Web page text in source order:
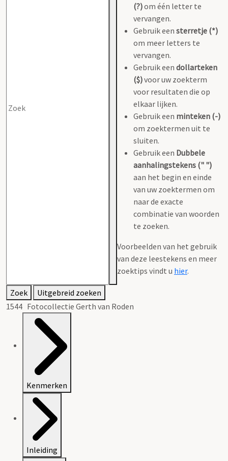
(?)om één letter te
vervangen.
Gebruik een sterretje (*)
om meer letters te
vervangen.
Gebruik een dollarteken
($)voor uw zoekterm
voor resultaten die op
elkaar lijken.
Gebruik een minteken (-)
om zoektermen uit te
sluiten.
Gebruik een Dubbele
aanhalingstekens (" ")
aan het begin en einde
van uw zoektermen om
naar de exacte
combinatie van woorden
te zoeken.
Voorbeelden van het gebruik
van deze leestekens en meer
zoektips vindt u hier.
Zoek
Uitgebreid zoeken
1544 Fotocollectie Gerth van Roden
Kenmerken
Inleiding